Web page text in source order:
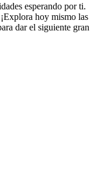
esperando por ti.
hoy mismo las
dar el siguiente gran